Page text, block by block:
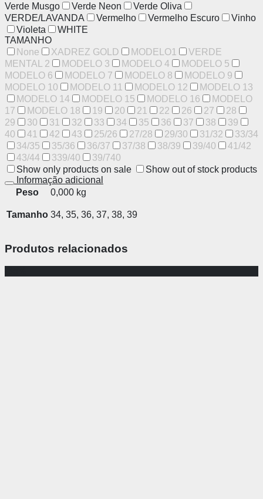
Verde Musgo
Verde Neon
Verde Oliva
VERDE/LAVANDA
Vermelho Vermelho Escuro
Vinho
Violeta
WHITE
TAMANHO
None
XADREZ GOLD MODELO1
VERDE
MENTAL 2
MODELO 3 MODELO 4
MODELO 5
MODELO 6
MODELO 7 MODELO 8
MODELO 9
MODELO 10
MODELO 11 MODELO 12
MODELO 13
MODELO 14
MODELO 15 MODELO 16
MODELO
17
MODELO 18 19 20 21 22 26 27
28
29
30 31 32 33 34 35 36 37 38
39
40
41 42 43 25/26 27/28 29/30 31/32
33/34
34/35
35/36 36/37 37/38 38/39 39/40
41/42
43/44
339/40
39/740
Show only products on sale
Show out of stock products
Informação adicional
Peso
0,000 kg
Tamanho 34, 35, 36, 37, 38, 39
Produtos relacionados